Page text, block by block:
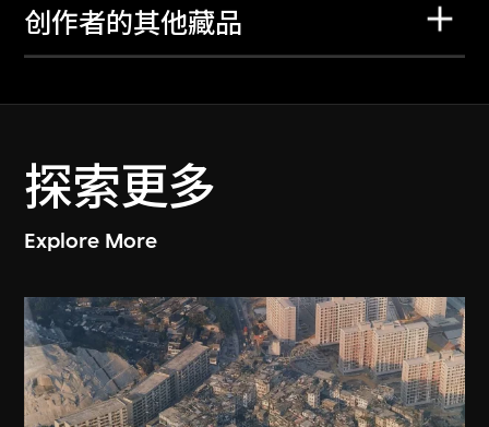
创作者的其他藏品
探索更多
Explore More